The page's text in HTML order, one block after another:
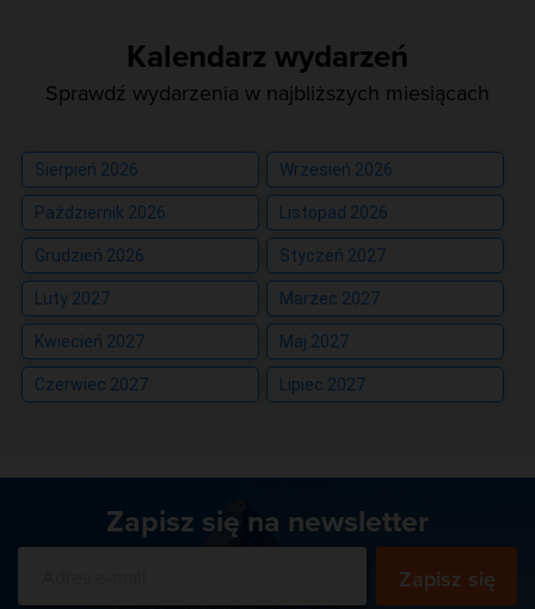
Kalendarz wydarzeń
Sprawdź wydarzenia w najbliższych miesiącach
Sierpień 2026 Wrzesień 2026
Październik 2026 Listopad 2026
Grudzień 2026 Styczeń 2027
Luty 2027 Marzec 2027
Kwiecień 2027 Maj 2027
Czerwiec 2027 Lipiec 2027
Zapisz się na newsletter
Zapisz się